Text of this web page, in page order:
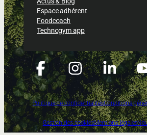
Espace adhérent
Foodcoach
Technogym app
Politique de confidentialitésConditions
Gestion des cookiesMentions légales